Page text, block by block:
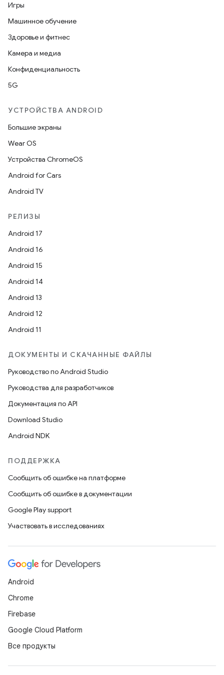
Игры
Машинное обучение
Здоровье и фитнес
Камера и медиа
Конфиденциальность
5G
УСТРОЙСТВА ANDROID
Большие экраны
Wear OS
Устройства ChromeOS
Android for Cars
Android TV
РЕЛИЗЫ
Android 17
Android 16
Android 15
Android 14
Android 13
Android 12
Android 11
ДОКУМЕНТЫ И СКАЧАННЫЕ ФАЙЛЫ
Руководство по Android Studio
Руководства для разработчиков
Документация по API
Download Studio
Android NDK
ПОДДЕРЖКА
Сообщить об ошибке на платформе
Сообщить об ошибке в документации
Google Play support
Участвовать в исследованиях
Android
Chrome
Firebase
Google Cloud Platform
Все продукты